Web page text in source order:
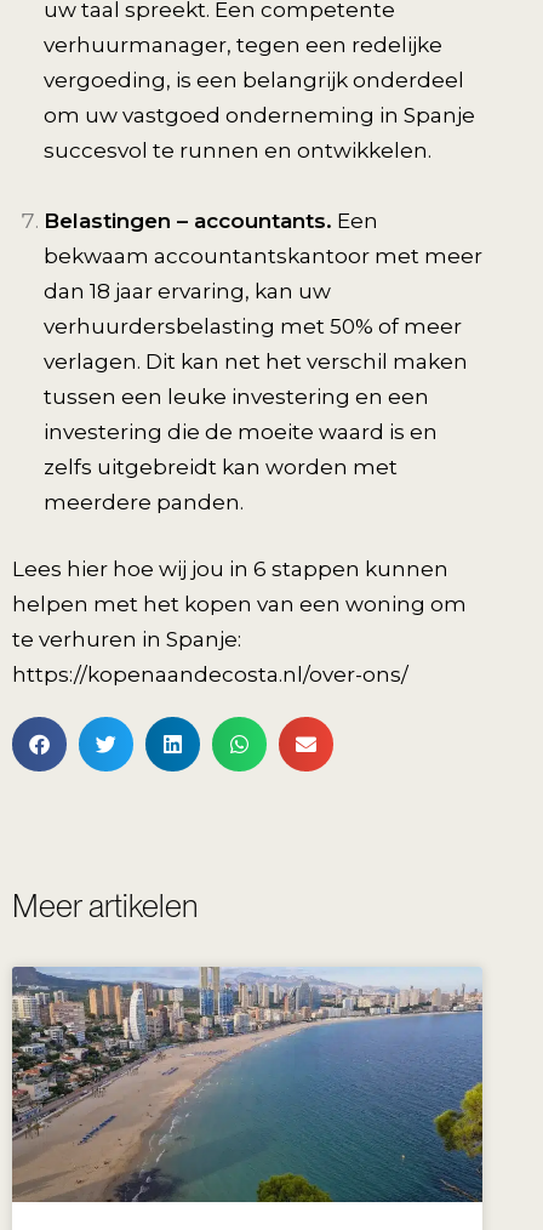
uw taal spreekt. Een competente
verhuurmanager, tegen een redelijke
vergoeding, is een belangrijk onderdeel
om uw vastgoed onderneming in Spanje
succesvol te runnen en ontwikkelen.
Belastingen – accountants. Een
bekwaam accountantskantoor met meer
dan 18 jaar ervaring, kan uw
verhuurdersbelasting met 50% of meer
verlagen. Dit kan net het verschil maken
tussen een leuke investering en een
investering die de moeite waard is en
zelfs uitgebreidt kan worden met
meerdere panden.
Lees hier hoe wij jou in 6 stappen kunnen
helpen met het kopen van een woning om
te verhuren in Spanje:
https://kopenaandecosta.nl/over-ons/
Meer artikelen